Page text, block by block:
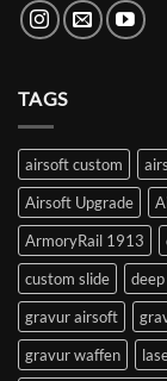
TAGS
airsoft custom
Airsoft Upgrade
ArmoryRail 1913
custom slide
gravur airsoft
gravur waffen